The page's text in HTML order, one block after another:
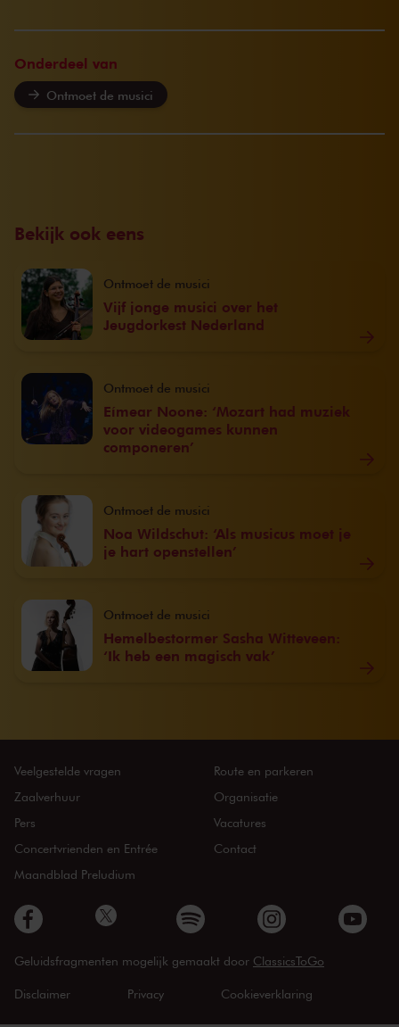
Onderdeel van
Ontmoet de musici
Bekijk ook eens
Vijf jonge musici over het
Jeugdorkest Nederland
Ontmoet de musici
Eímear Noone: ‘Mozart had muziek
voor videogames kunnen
componeren’
Ontmoet de musici
Noa Wildschut: ‘Als musicus moet je
je hart openstellen’
Ontmoet de musici
Hemelbestormer Sasha Witteveen:
‘Ik heb een magisch vak’
Ontmoet de musici
Veelgestelde vragen
Zaalverhuur
Pers
Concertvrienden en Entrée
Maandblad Preludium
Route en parkeren
Organisatie
Vacatures
Contact
Geluidsfragmenten mogelijk gemaakt door ClassicsToGo
Disclaimer Privacy Cookieverklaring